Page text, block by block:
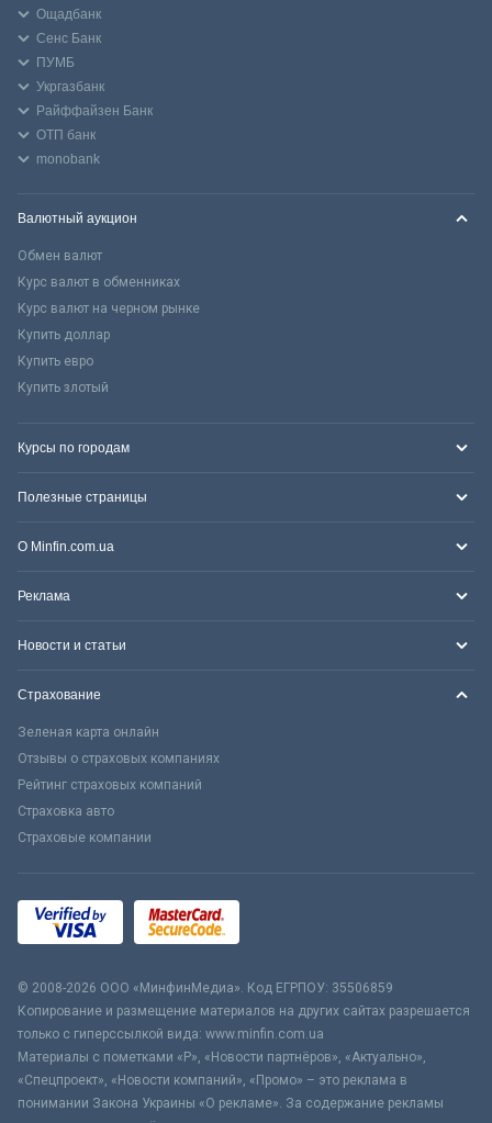
Ощадбанк
Сенс Банк
ПУМБ
Укргазбанк
Райффайзен Банк
ОТП банк
monobank
Валютный аукцион
Обмен валют
Курс валют в обменниках
Курс валют на черном рынке
Купить доллар
Купить евро
Купить злотый
Курсы по городам
Полезные страницы
О Minfin.com.ua
Реклама
Новости и статьи
Страхование
Зеленая карта онлайн
Отзывы о страховых компаниях
Рейтинг страховых компаний
Страховка авто
Страховые компании
© 2008-2026 ООО «МинфинМедиа». Код ЕГРПОУ: 35506859
Копирование и размещение материалов на других сайтах разрешается
только с гиперссылкой вида: www.minfin.com.ua
Материалы с пометками «Р», «Новости партнёров», «Актуально»,
«Спецпроект», «Новости компаний», «Промо» – это реклама в
понимании Закона Украины «О рекламе». За содержание рекламы